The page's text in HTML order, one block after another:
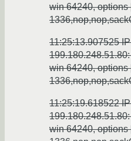
win 64240, options
11:25:13.907525
win 64240, options
11:25:19.618522
win 64240, options